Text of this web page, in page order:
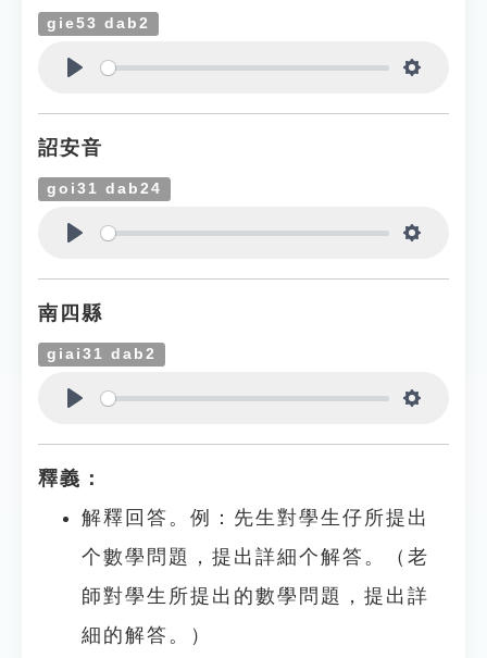
gie53 dab2
詔安音
goi31 dab24
南四縣
giai31 dab2
釋義：
解釋回答。例：先生對學生仔所提出
个數學問題，提出詳細个解答。（老
師對學生所提出的數學問題，提出詳
細的解答。）